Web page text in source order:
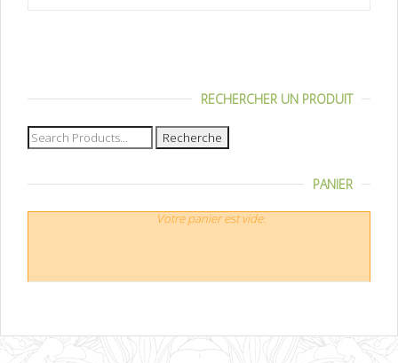
RECHERCHER UN PRODUIT
Recherche
pour :
PANIER
Votre panier est vide.